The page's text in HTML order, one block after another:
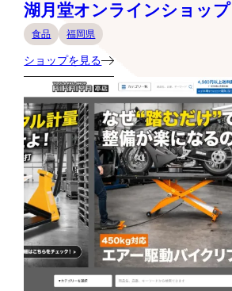
湖月堂オンラインショップ
食品 福岡県
ショップを見る